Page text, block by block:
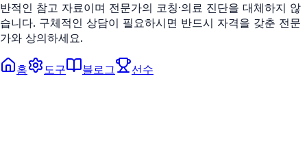
반적인 참고 자료이며 전문가의 코칭·의료 진단을 대체하지 않
습니다. 구체적인 상담이 필요하시면 반드시 자격을 갖춘 전문
가와 상의하세요.
홈 도구 블로그 선수